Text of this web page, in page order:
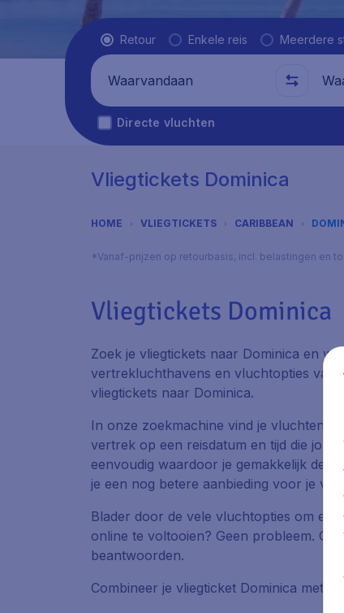
Vluchttype
Retour Enkele reis Meerdere
Waarvandaan
Directe vluchten
Vliegtickets Dominica
HOME VLIEGTICKETS CARIBBEAN
*Vanaf-prijzen op retourbasis, incl. belastingen en
Vliegtickets Dominica
Zoek je vliegtickets naar Dominica en
vertrekluchthavens en vluchtopties van
vliegtickets naar Dominica.
In onze zoekmachine vind je vluchten
vertrek op een reisdatum en tijd die jou
eenvoudig waardoor je gemakkelijk de
je een nog betere aanbieding voor je
Blader door de vele vluchtopties om er
online te voltooien? Geen probleem.
beantwoorden.
Combineer je vliegticket Dominica met